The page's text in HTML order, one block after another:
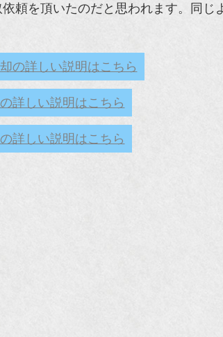
頼を頂いたのだと思われます。同じ
の詳しい説明はこちら
詳しい説明はこちら
詳しい説明はこちら